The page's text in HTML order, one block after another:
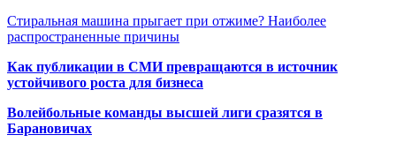
Стиральная машина прыгает при отжиме? Наиболее
распространенные причины
Как публикации в СМИ превращаются в источник
устойчивого роста для бизнеса
Волейбольные команды высшей лиги сразятся в
Барановичах